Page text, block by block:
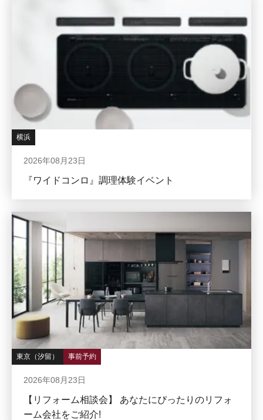
横浜
2026年08月23日
『ワイドコンロ』調理体験イベント
東京（汐留） 事前予約
2026年08月23日
【リフォーム相談会】 あなたにぴったりのリフォ
ーム会社をご紹介!